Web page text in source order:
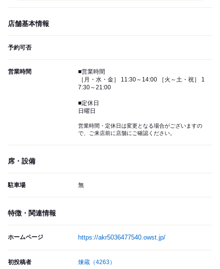
店舗基本情報
予約可否
営業時間
■営業時間
［月・水・金］ 11:30～14:00 ［火～土・祝］ 1
7:30～21:00
■定休日
日曜日
営業時間・定休日は変更となる場合がございますの
で、ご来店前に店舗にご確認ください。
席・設備
駐車場 無
特徴・関連情報
ホームページ https://akr5036477540.owst.jp/
初投稿者 煉蔵 （4263）